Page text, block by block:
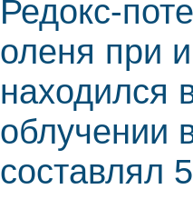
Редокс-
оленя при
находился
облучении
составлял